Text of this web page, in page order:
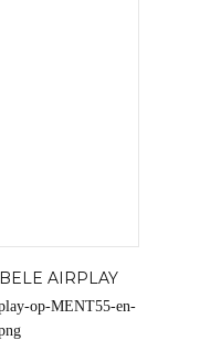
AIRPLAY